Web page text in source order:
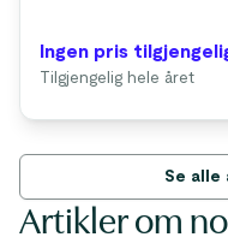
Ingen pris
Tilgjengelig hele året
Se
Artikler om